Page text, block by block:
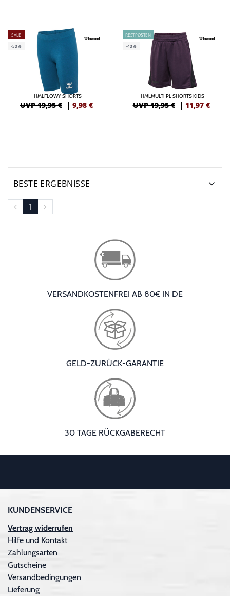
SALE
-50%
HMLFLOWY SHORTS
UVP 19,95 € | 9,98 €
RESTPOSTEN
-40%
HMLMULTI PL SHORTS KIDS
UVP 19,95 € | 11,97 €
1
VERSANDKOSTENFREI AB 80€ IN DE
GELD-ZURÜCK-GARANTIE
30 TAGE RÜCKGABERECHT
KUNDENSERVICE
Vertrag widerrufen
Hilfe und Kontakt
Zahlungsarten
Gutscheine
Versandbedingungen
Lieferung